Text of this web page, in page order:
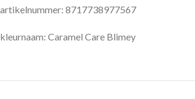
artikelnummer: 8717738977567
kleurnaam: Caramel Care Blimey